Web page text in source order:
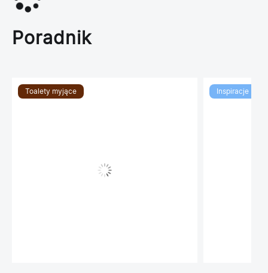
Poradnik
Toalety myjące Inspiracje